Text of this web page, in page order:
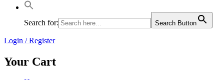
Search for: Search Button
Login / Register
Your Cart